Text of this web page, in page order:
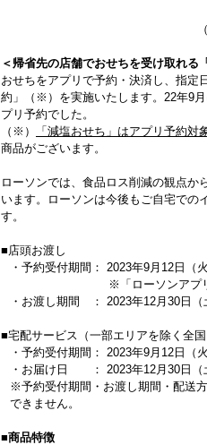
＜帰省先の店舗でおせちを受け取れる
おせちをアプリで予約・決済し、指定
約」（※）を実施いたします。22年9
プリ予約でした。
（※）
「減塩おせち」はアプリ予約対
商品がございます。
ローソンでは、食品ロス削減の観点か
います。ローソンは今後もご自宅での
す。
■店頭お渡し
・予約受付期間： 2023年9月12日（
※「ローソンアプ
・お渡し期間 ： 2023年12月30日
■宅配サービス（一部エリアを除く全国
・予約受付期間： 2023年9月12日（
・お届け日 ： 2023年12月30日（
※予約受付期間・お渡し期間・配送
できません。
■商品特徴